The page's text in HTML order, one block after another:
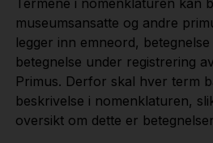
museumsansatte og andre
legger inn emneord,
betegnelse under registrering
Primus. Derfor skal hver term
beskrivelse i nomenklaturen,
oversikt om dette er